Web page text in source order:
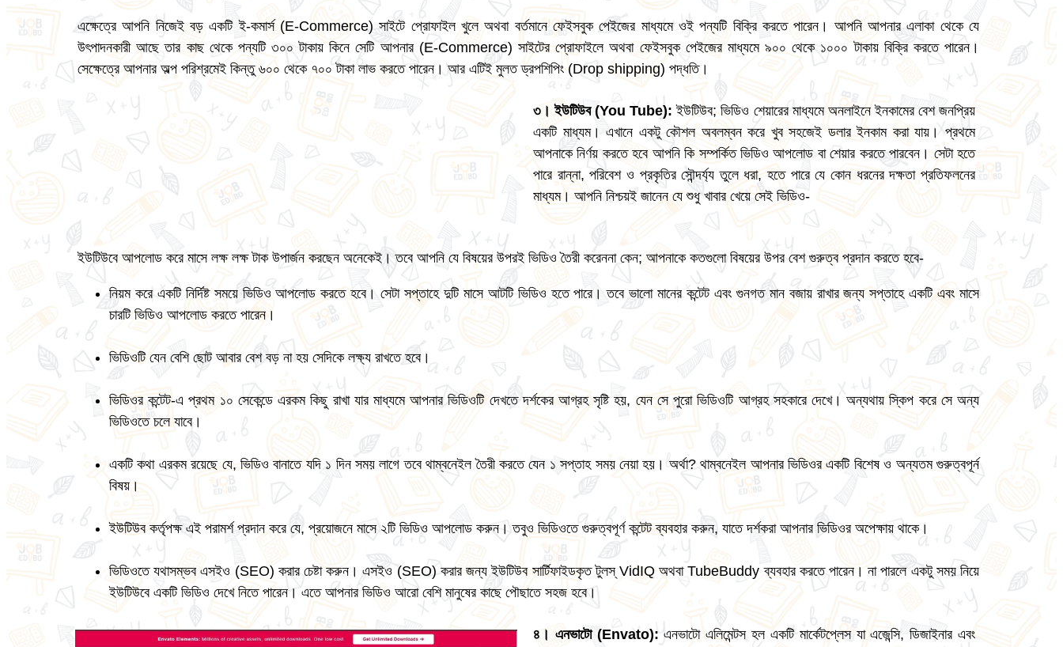
এক্ষেত্রে আপনি নিজেই বড় একটি ই-কমার্স (E-Commerce) সাইটে প্রোফাইল খুলে অথবা বর্তমানে ফেইসবুক পেইজের মাধ্যমে ওই পন্যটি বিক্রি করতে পারেন। আপনি আপনার এলাকা থেকে যে
উৎপাদনকারী আছে তার কাছ থেকে পন্যটি ৩০০ টাকায় কিনে সেটি আপনার (E-Commerce) সাইটের প্রোফাইলে অথবা ফেইসবুক পেইজের মাধ্যমে ৯০০ থেকে ১০০০ টাকায় বিক্রি করতে পারেন।
সেক্ষেত্রে আপনার অল্প পরিশ্রমেই কিন্তু ৬০০ থেকে ৭০০ টাকা লাভ করতে পারেন। আর এটিই মুলত ড্রপশিপিং (Drop shipping) পদ্ধতি।
৩। ইউটিউব (You Tube):ইউটিউব; ভিডিও শেয়ারের মাধ্যমে অনলাইনে ইনকামের বেশ জনপ্রিয়
একটি মাধ্যম। এখানে একটু কৌশল অবলম্বন করে খুব সহজেই ডলার ইনকাম করা যায়। প্রথমে
আপনাকে নির্ণয় করতে হবে আপনি কি সম্পর্কিত ভিডিও আপলোড বা শেয়ার করতে পারবেন। সেটা হতে
পারে রান্না, পরিবেশ ও প্রকৃতির সৌন্দর্য্য তুলে ধরা, হতে পারে যে কোন ধরনের দক্ষতা প্রতিফলনের
মাধ্যম। আপনি নিশ্চয়ই জানেন যে শুধু খাবার খেয়ে সেই ভিডিও-
ইউটিউবে আপলোড করে মাসে লক্ষ লক্ষ টাক উপার্জন করছেন অনেকেই। তবে আপনি যে বিষয়ের উপরই ভিডিও তৈরী করেননা কেন; আপনাকে কতগুলো বিষয়ের উপর বেশ গুরুত্ব প্রদান করতে হবে-
নিয়ম করে একটি নির্দিষ্ট সময়ে ভিডিও আপলোড করতে হবে। সেটা সপ্তাহে দুটি মাসে আটটি ভিডিও হতে পারে। তবে ভালো মানের কন্টেট এবং গুনগত মান বজায় রাখার জন্য সপ্তাহে একটি এবং মাসে
চারটি ভিডিও আপলোড করতে পারেন।
ভিডিওটি যেন বেশি ছোট আবার বেশ বড় না হয় সেদিকে লক্ষ্য রাখতে হবে।
ভিডিওর কন্টেট-এ প্রথম ১০ সেকেন্ডে এরকম কিছু রাখা যার মাধ্যমে আপনার ভিডিওটি দেখতে দর্শকের আগ্রহ সৃষ্টি হয়, যেন সে পুরো ভিডিওটি আগ্রহ সহকারে দেখে। অন্যথায় স্কিপ করে সে অন্য
ভিডিওতে চলে যাবে।
একটি কথা এরকম রয়েছে যে, ভিডিও বানাতে যদি ১ দিন সময় লাগে তবে থাম্বনেইল তৈরী করতে যেন ১ সপ্তাহ সময় নেয়া হয়। অর্থা? থাম্বনেইল আপনার ভিডিওর একটি বিশেষ ও অন্যতম গুরুত্বপূর্ন
বিষয়।
ইউটিউব কর্তৃপক্ষ এই পরামর্শ প্রদান করে যে, প্রয়োজনে মাসে ২টি ভিডিও আপলোড করুন। তবুও ভিডিওতে গুরুত্বপূর্ণ কন্টেট ব্যবহার করুন, যাতে দর্শকরা আপনার ভিডিওর অপেক্ষায় থাকে।
ভিডিওতে যথাসম্ভব এসইও (SEO) করার চেষ্টা করুন। এসইও (SEO) করার জন্য ইউটিউব সার্টিফাইডকৃত টুলস্ VidIQ অথবা TubeBuddy ব্যবহার করতে পারেন। না পারলে একটু সময় নিয়ে
ইউটিউবে একটি ভিডিও দেখে নিতে পারেন। এতে আপনার ভিডিও আরো বেশি মানুষের কাছে পৌছাতে সহজ হবে।
৪ । এনভাটো (Envato):এনভাটো এলিমেন্টস হল একটি মার্কেটপ্লেস যা এজেন্সি, ডিজাইনার এবং